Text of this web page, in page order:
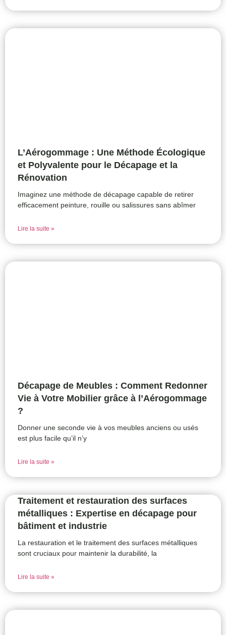
L’Aérogommage : Une Méthode Écologique
et Polyvalente pour le Décapage et la
Rénovation
Imaginez une méthode de décapage capable de retirer
efficacement peinture, rouille ou salissures sans abîmer
Lire la suite »
Décapage de Meubles : Comment Redonner
Vie à Votre Mobilier grâce à l’Aérogommage
?
Donner une seconde vie à vos meubles anciens ou usés
est plus facile qu’il n’y
Lire la suite »
Traitement et restauration des surfaces
métalliques : Expertise en décapage pour
bâtiment et industrie
La restauration et le traitement des surfaces métalliques
sont cruciaux pour maintenir la durabilité, la
Lire la suite »